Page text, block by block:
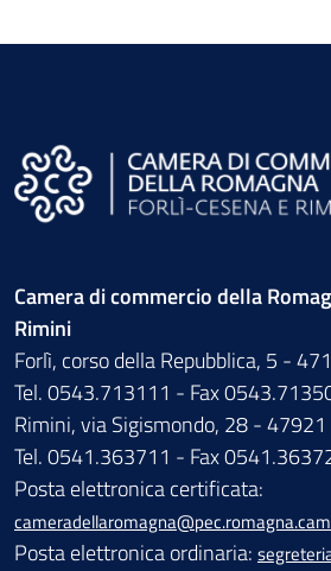
Camera di commercio della
Rimini
Forlì, corso della Repubblica, 5 -
Tel. 0543.713111 - Fax
Rimini, via Sigismondo, 28 - 47921
Tel. 0541.363711 - Fax
Posta elettronica certificata:
Posta elettronica ordinaria: